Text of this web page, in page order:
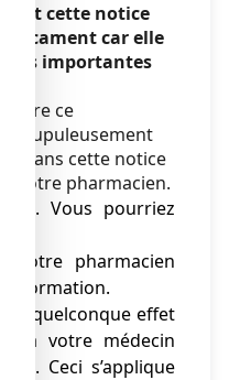
cette notice
car elle
importantes
ce
scrupuleusement
dans cette notice
votre pharmacien.
Vous pourriez
votre pharmacien
information.
un quelconque effet
en à votre médecin
Ceci s’applique